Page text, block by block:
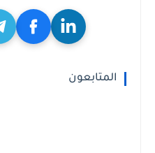
المتابعون